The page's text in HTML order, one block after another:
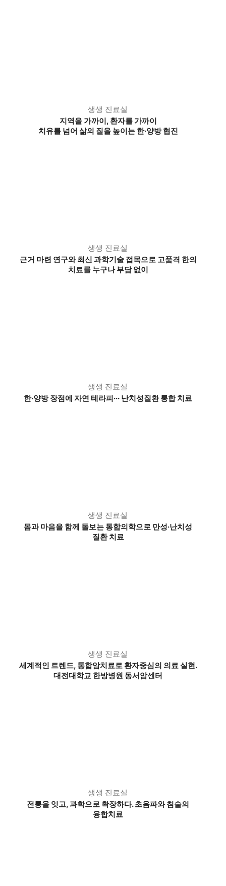
생생 진료실
지역을 가까이, 환자를 가까이
치유를 넘어 삶의 질을 높이는 한·양방 협진
생생 진료실
근거 마련 연구와 최신 과학기술 접목으로 고품격 한의
치료를 누구나 부담 없이
생생 진료실
한·양방 장점에 자연 테라피··· 난치성질환 통합 치료
생생 진료실
몸과 마음을 함께 돌보는 통합의학으로 만성·난치성
질환 치료
생생 진료실
세계적인 트렌드, 통합암치료로 환자중심의 의료 실현.
대전대학교 한방병원 동서암센터
생생 진료실
전통을 잇고, 과학으로 확장하다. 초음파와 침술의
융합치료